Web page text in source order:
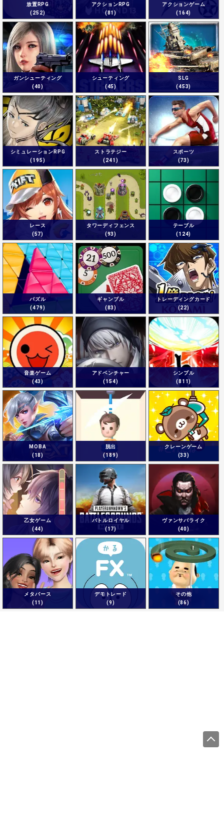
放置RPG
(252)
アクションRPG
(81)
アクションゲーム
(164)
ガンシューティング
(40)
シューティング
(45)
SLG
(453)
シミュレーションRPG
(195)
ストラテジー
(241)
スポーツ
(73)
レース
(57)
タワーディフェンス
(93)
テーブル
(124)
パズル
(479)
ギャンブル
(83)
トレーディングカード
(22)
音楽ゲーム
(43)
アドベンチャー
(154)
シンプル
(811)
MOBA
(18)
脱出
(189)
クレーンゲーム
(33)
乙女ゲーム
(44)
バトルロイヤル
(17)
ヴァンサバライク
(40)
メタバース
(11)
デモトレード
(9)
その他
(86)